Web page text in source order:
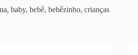
baby, bebê, bebêzinho, crianças